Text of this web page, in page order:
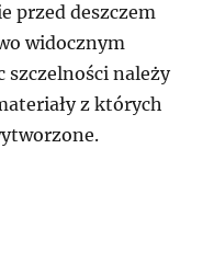
przed deszczem
widocznym
szczelności należy
z których